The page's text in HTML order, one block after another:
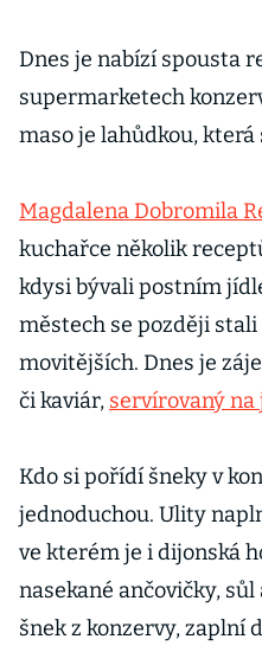
Dnes je nabízí spousta
supermarketech
maso je lahůdkou, která
Magdalena Dobromila
kuchařce několik
kdysi bývali postním
městech se později
movitějších. Dnes je
či kaviár, servírovaný
Kdo si pořídí šneky v
jednoduchou. Ulity
ve kterém je i dijonská
nasekané ančovičky,
šnek z konzervy, zaplní